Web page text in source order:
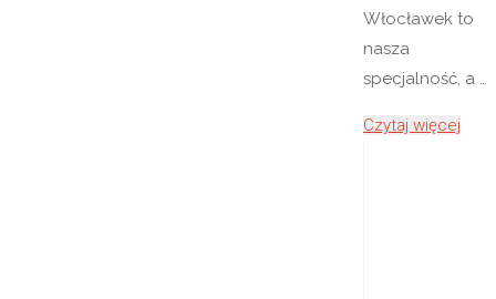
Włocławek to
nasza
specjalność, a …
Czytaj więcej